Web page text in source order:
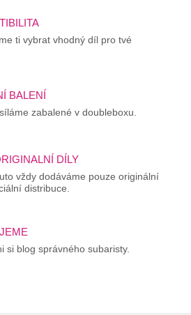
ti vybrat vhodný díl pro tvé
BALENÍ
zabalené v doubleboxu.
DÍLY
vždy dodáváme pouze originální
distribuce.
si blog správného subaristy.